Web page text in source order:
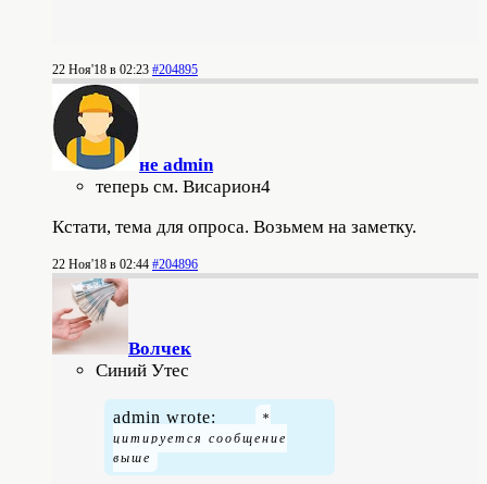
22 Ноя'18 в 02:23 #204895
не admin
теперь см. Висариoн4
Кстати, тема для опроса. Возьмем на заметку.
22 Ноя'18 в 02:44 #204896
Волчек
Синий Утес
admin wrote: